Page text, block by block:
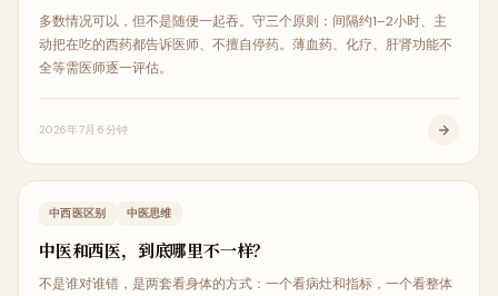
多数情况可以，但不是随便一起吞。守三个原则：间隔约1–2小时、主
动把在吃的西药都告诉医师、不擅自停药。薄血药、化疗、肝肾功能不
全等需医师逐一评估。
2026年7月6分钟
中医科普
中西医区别 中医思维
中医和西医，到底哪里不一样？
不是谁对谁错，是两套看身体的方式：一个看病灶和指标，一个看整体